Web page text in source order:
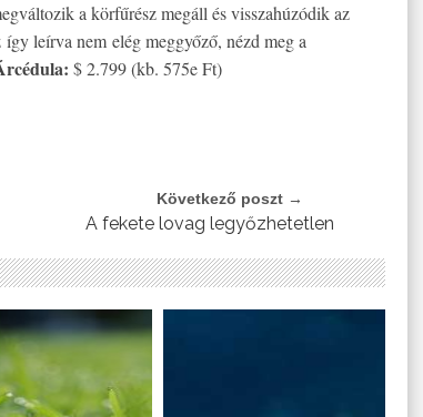
a körfűrész megáll és visszahúzódik az
leírva nem elég meggyőző, nézd meg a
$ 2.799 (kb. 575e Ft)
Következő poszt →
A fekete lovag legyőzhetetlen